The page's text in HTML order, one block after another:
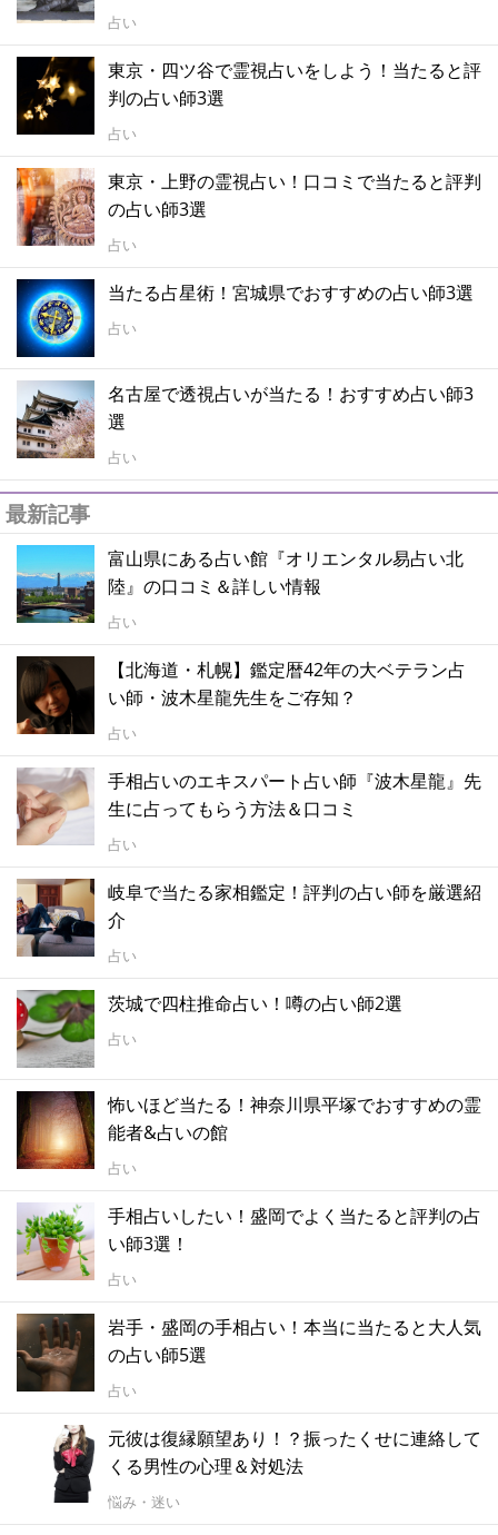
占い
東京・四ツ谷で霊視占いをしよう！当たると評
判の占い師3選
占い
東京・上野の霊視占い！口コミで当たると評判
の占い師3選
占い
当たる占星術！宮城県でおすすめの占い師3選
占い
名古屋で透視占いが当たる！おすすめ占い師3
選
占い
最新記事
富山県にある占い館『オリエンタル易占い北
陸』の口コミ＆詳しい情報
占い
【北海道・札幌】鑑定暦42年の大ベテラン占
い師・波木星龍先生をご存知？
占い
手相占いのエキスパート占い師『波木星龍』先
生に占ってもらう方法＆口コミ
占い
岐阜で当たる家相鑑定！評判の占い師を厳選紹
介
占い
茨城で四柱推命占い！噂の占い師2選
占い
怖いほど当たる！神奈川県平塚でおすすめの霊
能者&占いの館
占い
手相占いしたい！盛岡でよく当たると評判の占
い師3選！
占い
岩手・盛岡の手相占い！本当に当たると大人気
の占い師5選
占い
元彼は復縁願望あり！？振ったくせに連絡して
くる男性の心理＆対処法
悩み・迷い